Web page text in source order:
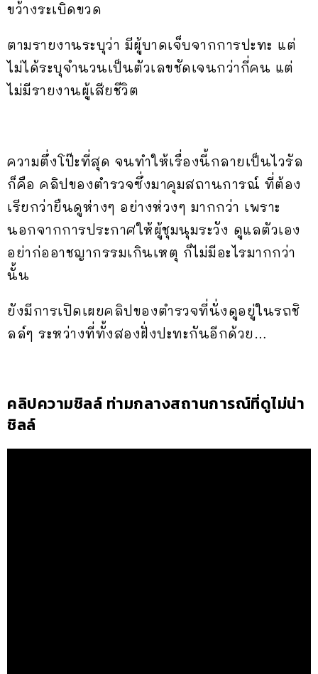
ขว้างระเบิดขวด
ตามรายงานระบุว่า มีผู้บาดเจ็บจากการปะทะ แต่
ไม่ได้ระบุจำนวนเป็นตัวเลขชัดเจนกว่ากี่คน แต่
ไม่มีรายงานผู้เสียชีวิต
ความตึ่งโป๊ะที่สุด จนทำให้เรื่องนี้กลายเป็นไวรัล
ก็คือ คลิปของตำรวจซึ่งมาคุมสถานการณ์ ที่ต้อง
เรียกว่ายืนดูห่างๆ อย่างห่วงๆ มากกว่า เพราะ
นอกจากการประกาศให้ผู้ชุมนุมระวัง ดูแลตัวเอง
อย่าก่ออาชญากรรมเกินเหตุ ก็ไม่มีอะไรมากกว่า
นั้น
ยังมีการเปิดเผยคลิปของตำรวจที่นั่งดูอยู่ในรถชิ
ลล์ๆ ระหว่างที่ทั้งสองฝั่งปะทะกันอีกด้วย…
คลิปความชิลล์ ท่ามกลางสถานการณ์ที่ดูไม่น่า
ชิลล์